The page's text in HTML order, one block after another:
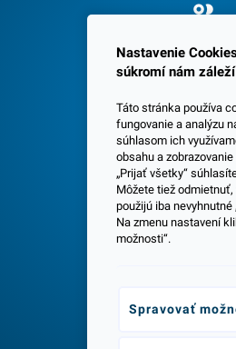
Spokojných 3600
Centrála a predajňa
Nastavenie
súkromí nám záleží
Táto stránka používa
fungovanie a analýzu
súhlasom ich
obsahu a
„Prijať všetky“
Môžete tiež
použijú iba
Na zmenu nastavení
možnosti“.
Spravovať